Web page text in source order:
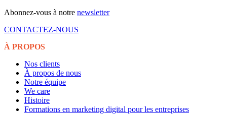
Abonnez-vous à notre newsletter
CONTACTEZ-NOUS
À PROPOS
Nos clients
À propos de nous
Notre équipe
We care
Histoire
Formations en marketing digital pour les entreprises